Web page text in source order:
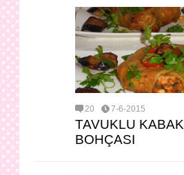
20 7-6-2015
TAVUKLU KABAK
BOHÇASI